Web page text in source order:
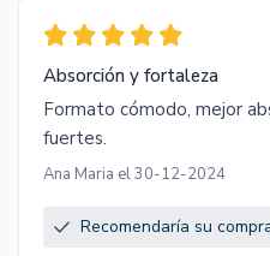
Absorción y fortaleza
Formato cómodo, mejor
fuertes.
Ana Maria el 30-12-2024
Recomendaría su